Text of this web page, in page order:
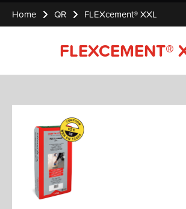
Home QR FLEXcement® XXL
FLEXCEMENT®